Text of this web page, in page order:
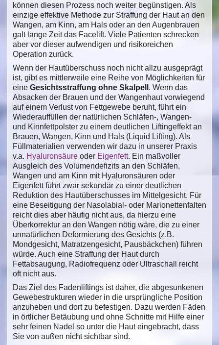
können diesen Prozess noch weiter begünstigen. Als
einzige effektive Methode zur Straffung der Haut an den
Wangen, am Kinn, am Hals oder an den Augenbrauen
galt lange Zeit das Facelift. Viele Patienten schrecken
aber vor dieser aufwendigen und risikoreichen
Operation zurück.
Wenn der Hautüberschuss noch nicht allzu ausgeprägt
ist, gibt es mittlerweile eine Reihe von Möglichkeiten für
eine Gesichtsstraffung ohne Skalpell . Wenn das
Absacken der Brauen und der Wangenhaut vorwiegend
auf einem Verlust von Fettgewebe beruht, führt ein
Wiederauffüllen der natürlichen Schläfen-, Wangen-
und Kinnfettpolster zu einem deutlichen Liftingeffekt an
Brauen, Wangen, Kinn und Hals (Liquid Lifting). Als
Füllmaterialien verwenden wir dazu in unserer Praxis
v.a. Hyaluronsäure oder Eigenfett. Ein maßvoller
Ausgleich des Volumendefizits an den Schläfen,
Wangen und am Kinn mit Hyaluronsäuren oder
Eigenfett führt zwar sekundär zu einer deutlichen
Reduktion des Hautüberschusses im Mittelgesicht. Für
eine Beseitigung der Nasolabial- oder Marionettenfalten
reicht dies aber häufig nicht aus, da hierzu eine
Überkorrektur an den Wangen nötig wäre, die zu einer
unnatürlichen Deformierung des Gesichts (z.B.
Mondgesicht, Matratzengesicht, Pausbäckchen) führen
würde. Auch eine Straffung der Haut durch
Fettabsaugung, Radiofrequenz oder Ultraschall reicht
oft nicht aus.
Das Ziel des Fadenliftings ist daher, die abgesunkenen
Gewebestrukturen wieder in die ursprüngliche Position
anzuheben und dort zu befestigen. Dazu werden Fäden
in örtlicher Betäubung und ohne Schnitte mit Hilfe einer
sehr feinen Nadel so unter die Haut eingebracht, dass
Sie von außen nicht sichtbar sind.